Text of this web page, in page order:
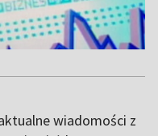
wiadomości z